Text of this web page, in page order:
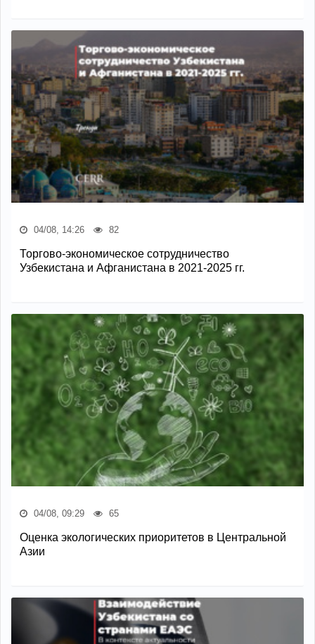
04/08, 14:26 82
Торгово-экономическое сотрудничество
Узбекистана и Афганистана в 2021-2025 гг.
04/08, 09:29 65
Оценка экологических приоритетов в Центральной
Азии